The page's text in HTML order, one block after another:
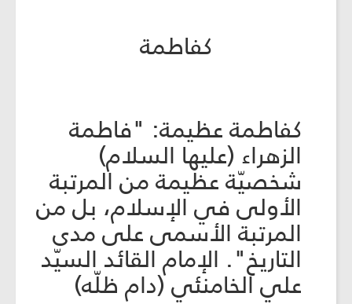
كفاطمة
كفاطمة عظيمة: "فاطمة
الزهراء (عليها السلام)
شخصيّة عظيمة من المرتبة
الأولى في الإسلام، بل من
المرتبة الأسمى على مدى
التاريخ". الإمام القائد السيّد
علي الخامنئي (دام ظلّه)